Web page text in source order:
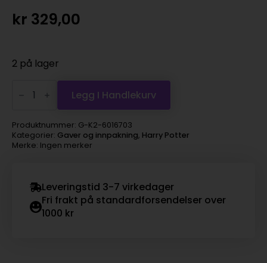
kr 329,00
2 på lager
antall Legg I Handlekurv
Produktnummer: G-K2-6016703
Kategorier: Gaver og innpakning, Harry Potter
Merke: Ingen merker
Leveringstid 3-7 virkedager
Fri frakt på standardforsendelser over
1000 kr